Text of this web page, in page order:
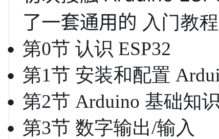
了一套通用的 入门教程
第0节 认识 ESP32
第1节 安装和配置
第2节 Arduino 基础知
第3节 数字输出/输入